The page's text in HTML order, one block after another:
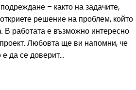
– както на задачите,
решение на проблем, който
В работата е възможно интересно
Любовта ще ви напомни, че
да се доверит...